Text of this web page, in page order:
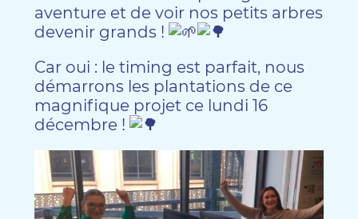
aventure et de voir nos petits arbres
devenir grands !
Car oui : le timing est parfait, nous
démarrons les plantations de ce
magnifique projet ce lundi 16
décembre !